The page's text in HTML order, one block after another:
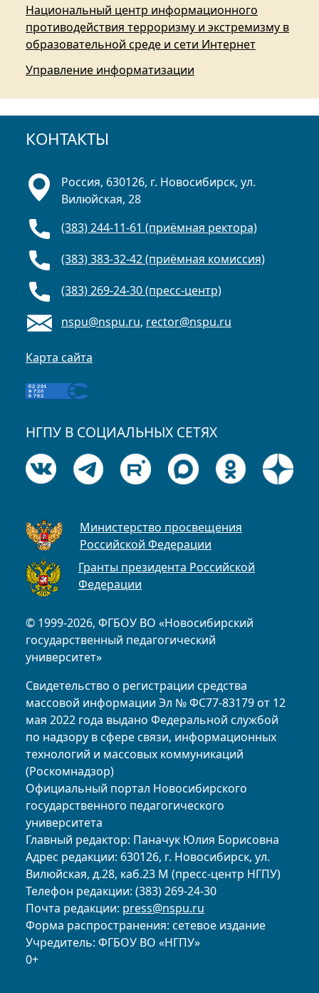
Национальный центр информационного
противодействия терроризму и экстремизму в
образовательной среде и сети Интернет
Управление информатизации
КОНТАКТЫ
© 1999-2026, ФГБОУ ВО «Новосибирский
государственный педагогический
университет»
Свидетельство о регистрации средства
массовой информации Эл № ФС77-83179 от 12
мая 2022 года выдано Федеральной службой
по надзору в сфере связи, информационных
технологий и массовых коммуникаций
(Роскомнадзор)
Официальный портал Новосибирского
государственного педагогического
университета
Главный редактор: Паначук Юлия Борисовна
Адрес редакции: 630126, г. Новосибирск, ул.
Вилюйская, д.28, каб.23 М (пресс-центр НГПУ)
Телефон редакции: (383) 269-24-30
Почта редакции: press@nspu.ru
Форма распространения: сетевое издание
Учредитель: ФГБОУ ВО «НГПУ»
0+
Россия, 630126, г. Новосибирск, ул.
Вилюйская, 28
(383) 244-11-61 (приёмная ректора)
(383) 383-32-42 (приёмная комиссия)
(383) 269-24-30 (пресс-центр)
nspu@nspu.ru, rector@nspu.ru
Карта сайта
НГПУ В СОЦИАЛЬНЫХ СЕТЯХ
Министерство просвещения
Российской Федерации
Гранты президента Российской
Федерации